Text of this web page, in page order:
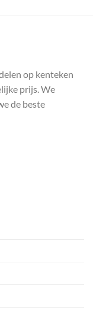
op kenteken
prijs. We
de beste